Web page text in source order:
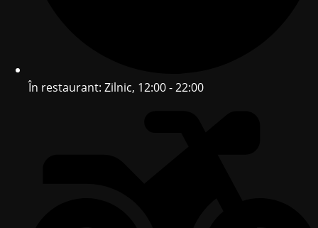
În restaurant: Zilnic, 12:00 - 22:00